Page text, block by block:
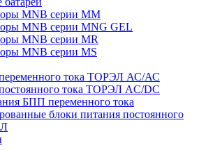
MNB серии MM
MNB серии MNG GEL
MNB серии MR
MNB серии MS
тока ТОРЭЛ АС/АС
тока ТОРЭЛ AC/DC
БПП переменного тока
блоки питания постоянного